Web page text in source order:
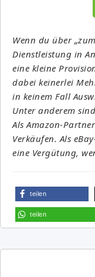
Wenn du über
Dienstleistung in
eine kleine
dabei keinerlei
in keinem Fall
Unter anderem
Als Amazon-
Verkäufen. Als
eine Vergütung,
teilen
teilen